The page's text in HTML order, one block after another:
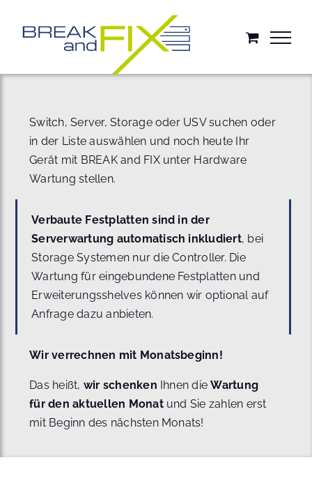
springen
Switch, Server, Storage oder USV suchen oder
in der Liste auswählen und noch heute Ihr
Gerät mit BREAK and FIX unter Hardware
Wartung stellen.
Verbaute Festplatten sind in der
Serverwartung automatisch inkludiert, bei
Storage Systemen nur die Controller. Die
Wartung für eingebundene Festplatten und
Erweiterungsshelves können wir optional auf
Anfrage dazu anbieten.
Wir verrechnen mit Monatsbeginn!
Das heißt, wir schenken Ihnen dieWartung
für den aktuellen Monat und Sie zahlen erst
mit Beginn des nächsten Monats!